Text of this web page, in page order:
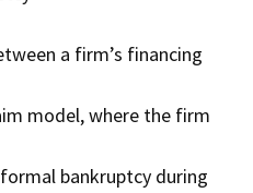
a firm’s financing
model, where the firm
bankruptcy during